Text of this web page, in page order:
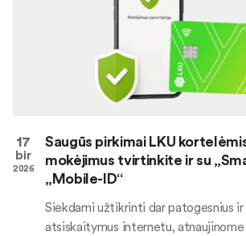
17
bir
2026
Saugūs pirkimai LKU
mokėjimus tvirtinkite ir su
„Mobile-ID“
Siekdami užtikrinti dar patogesnius ir
atsiskaitymus internetu, atnaujinome